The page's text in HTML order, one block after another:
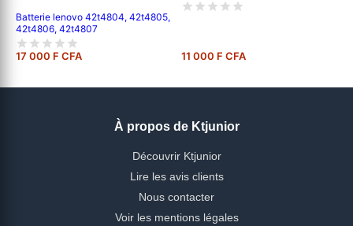
Batterie lenovo 42t4804, 42t4805,
42t4806, 42t4807
17 000 F CFA 11 000 F CFA
À propos de Ktjunior
Découvrir Ktjunior
Lire les avis clients
Nous contacter
Voir les mentions légales